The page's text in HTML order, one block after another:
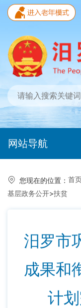
网站导航
您现在的位置： 首
基层政务公开>扶贫
汨罗市
成果和
计